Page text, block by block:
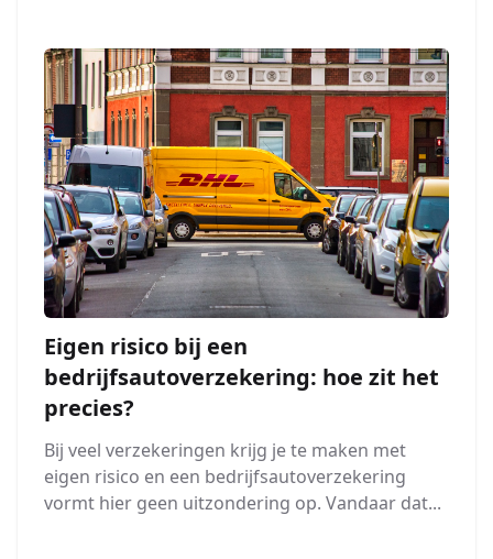
Eigen risico bij een
bedrijfsautoverzekering: hoe zit het
precies?
Bij veel verzekeringen krijg je te maken met
eigen risico en een bedrijfsautoverzekering
vormt hier geen uitzondering op. Vandaar dat...